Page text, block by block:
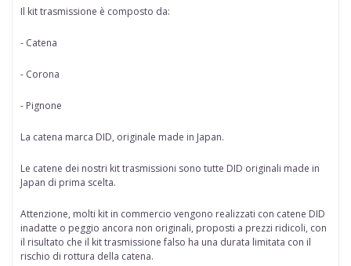
Il kit trasmissione è composto da:
- Catena
- Corona
- Pignone
La catena marca DID, originale made in Japan.
Le catene dei nostri kit trasmissioni sono tutte DID originali made in
Japan di prima scelta.
Attenzione, molti kit in commercio vengono realizzati con catene DID
inadatte o peggio ancora non originali, proposti a prezzi ridicoli, con
il risultato che il kit trasmissione falso ha una durata limitata con il
rischio di rottura della catena.